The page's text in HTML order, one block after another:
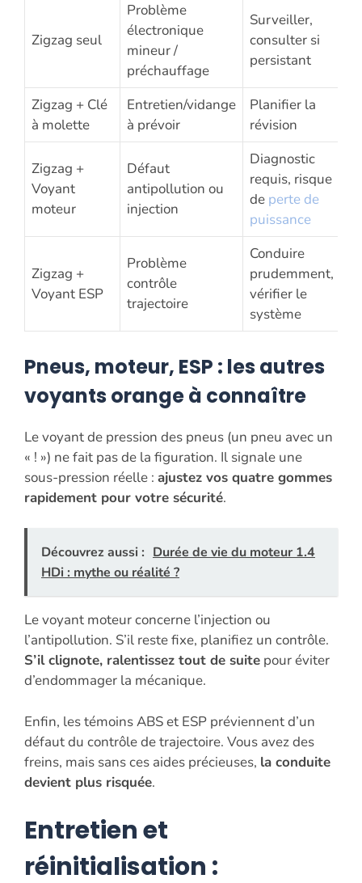
Zigzag seul
Problème
électronique
mineur /
préchauffage
Surveiller,
consulter si
persistant
Zigzag + Clé
à molette
Entretien/vidange
à prévoir
Planifier la
révision
Zigzag +
Voyant
moteur
Défaut
antipollution ou
injection
Diagnostic
requis, risque
de perte de
puissance
Zigzag +
Voyant ESP
Problème
contrôle
trajectoire
Conduire
prudemment,
vérifier le
système
Pneus, moteur, ESP : les autres
voyants orange à connaître
Le voyant de pression des pneus (un pneu avec un
« ! ») ne fait pas de la figuration. Il signale une
sous-pression réelle : ajustez vos quatre gommes
rapidement pour votre sécurité.
Découvrez aussi : Durée de vie du moteur 1.4
HDi : mythe ou réalité ?
Le voyant moteur concerne l’injection ou
l’antipollution. S’il reste fixe, planifiez un contrôle.
S’il clignote, ralentissez tout de suite pour éviter
d’endommager la mécanique.
Enfin, les témoins ABS et ESP préviennent d’un
défaut du contrôle de trajectoire. Vous avez des
freins, mais sans ces aides précieuses, la conduite
devient plus risquée.
Entretien et
réinitialisation :